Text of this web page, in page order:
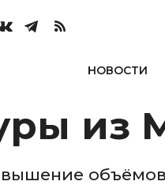
НОВОСТИ
из
объёмов